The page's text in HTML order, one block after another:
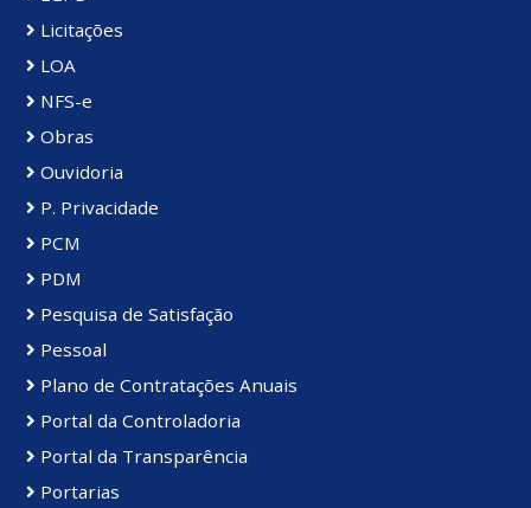
Licitações
LOA
NFS-e
Obras
Ouvidoria
P. Privacidade
PCM
PDM
Pesquisa de Satisfação
Pessoal
Plano de Contratações Anuais
Portal da Controladoria
Portal da Transparência
Portarias